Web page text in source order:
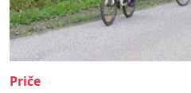
Priče